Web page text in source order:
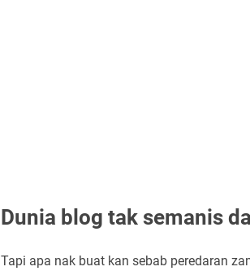
Dunia blog tak semanis
Tapi apa nak buat kan sebab peredaran